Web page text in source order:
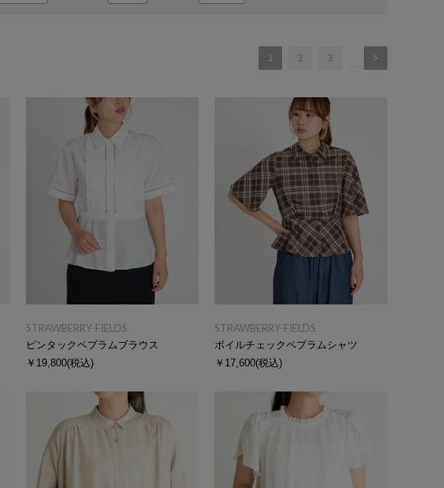
1 2 3 …
STRAWBERRY-FIELDS
ピンタックペプラムブラウス
￥19,800(税込)
STRAWBERRY-FIELDS
ボイルチェックペプラムシャツ
￥17,600(税込)